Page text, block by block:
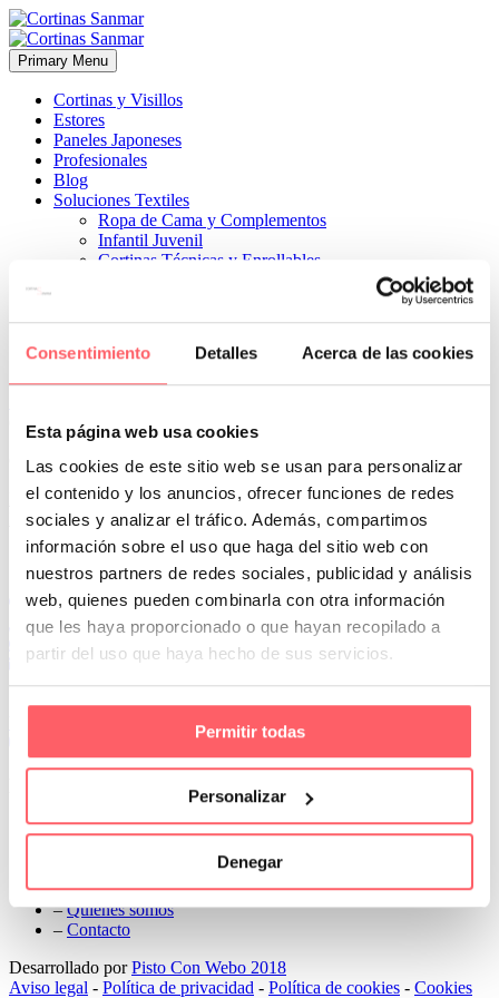
Consentimiento Detalles Acerca de las cookies
Esta página web usa cookies
Las cookies de este sitio web se usan para personalizar
el contenido y los anuncios, ofrecer funciones de redes
sociales y analizar el tráfico. Además, compartimos
información sobre el uso que haga del sitio web con
nuestros partners de redes sociales, publicidad y análisis
web, quienes pueden combinarla con otra información
que les haya proporcionado o que hayan recopilado a
partir del uso que haya hecho de sus servicios.
Permitir todas
Personalizar
Denegar
Primary Menu
Cortinas y Visillos
Estores
Paneles Japoneses
Profesionales
Blog
Soluciones Textiles
Ropa de Cama y Complementos
Infantil Juvenil
Cortinas Técnicas y Enrollables
¿Quiénes Somos?
Contacto
6 abril, 2021
ESTILO MODERNO
Con la última tendencia en tejidos con rayas horizontales blancas
Prev
Next
Conoce Cortinas Sanmar
c/ Madrid nº 87 Local 1 y 5 28970 Madrid
91 498 08 97
699 241 888
info@cortinassanmar.es
–Servicios personalizados
–Nuestros proyectos
–Quiénes somos
– Contacto
Desarrollado porPisto Con Webo 2018
Aviso legal - Política de privacidad - Política de cookies - Cookies